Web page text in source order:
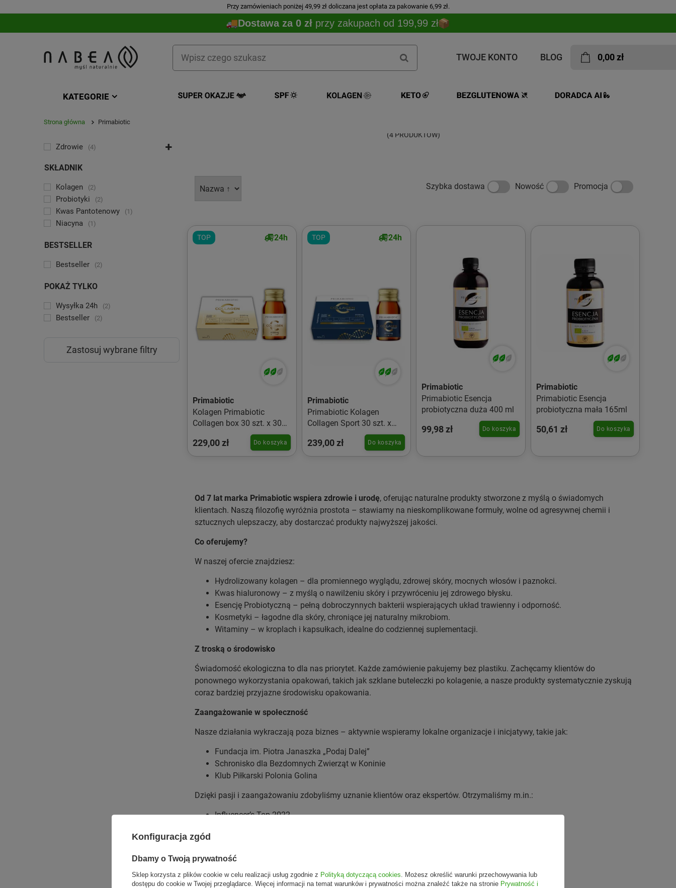
Przy zamówieniach poniżej 49,99 zł doliczana jest opłata za pakowanie 6,99 zł.
Dostawa za 0 zł przy zakupach od 199,99 zł
TWOJE KONTO BLOG 0,00 zł
KATEGORIE
Strona główna Primabiotic
KATEGORIA
Zdrowie 4
SKŁADNIK
Kolagen 2
Probiotyki 2
Kwas Pantotenowy 1
Niacyna 1
BESTSELLER
Bestseller 2
POKAŻ TYLKO
Wysyłka 24h 2
Bestseller 2
Zastosuj wybrane filtry
(4 PRODUKTÓW)
Szybka dostawa Nowość Promocja
TOP 24h
Primabiotic
Kolagen Primabiotic
Collagen box 30 szt. x 30
229,00 zł Do koszyka
TOP 24h
Primabiotic
Primabiotic Kolagen
Collagen Sport 30 szt. x
239,00 zł Do koszyka
Primabiotic
Primabiotic Esencja
probiotyczna duża 400 ml
99,98 zł Do koszyka
Primabiotic
Primabiotic Esencja
probiotyczna mała 165ml
50,61 zł Do koszyka
Od 7 lat marka Primabiotic wspiera zdrowie i urodę, oferując naturalne produkty stworzone z myślą o świadomych
klientach. Naszą filozofię wyróżnia prostota – stawiamy na nieskomplikowane formuły, wolne od agresywnej chemii i
sztucznych ulepszaczy, aby dostarczać produkty najwyższej jakości.
Co oferujemy?
W naszej ofercie znajdziesz:
Hydrolizowany kolagen – dla promiennego wyglądu, zdrowej skóry, mocnych włosów i paznokci.
Kwas hialuronowy – z myślą o nawilżeniu skóry i przywróceniu jej zdrowego błysku.
Esencję Probiotyczną – pełną dobroczynnych bakterii wspierających układ trawienny i odporność.
Kosmetyki – łagodne dla skóry, chroniące jej naturalny mikrobiom.
Witaminy – w kroplach i kapsułkach, idealne do codziennej suplementacji.
Z troską o środowisko
Świadomość ekologiczna to dla nas priorytet. Każde zamówienie pakujemy bez plastiku. Zachęcamy klientów do
ponownego wykorzystania opakowań, takich jak szklane buteleczki po kolagenie, a nasze produkty systematycznie zyskują
coraz bardziej przyjazne środowisku opakowania.
Zaangażowanie w społeczność
Nasze działania wykraczają poza biznes – aktywnie wspieramy lokalne organizacje i inicjatywy, takie jak:
Fundacja im. Piotra Janaszka „Podaj Dalej”
Schronisko dla Bezdomnych Zwierząt w Koninie
Klub Piłkarski Polonia Golina
Dzięki pasji i zaangażowaniu zdobyliśmy uznanie klientów oraz ekspertów. Otrzymaliśmy m.in.:
Influencer’s Top 2022
Konfiguracja zgód
Dbamy o Twoją prywatność
Sklep korzysta z plików cookie w celu realizacji usług zgodnie z Polityką dotyczącą cookies . Możesz określić warunki przechowywania lub
dostępu do cookie w Twojej przeglądarce. Więcej informacji na temat warunków i prywatności można znaleźć także na stronie Prywatność i